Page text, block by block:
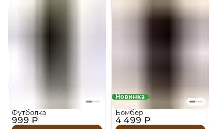
999 ₽
Футболка
Новинка
4 499 ₽
Бомбер